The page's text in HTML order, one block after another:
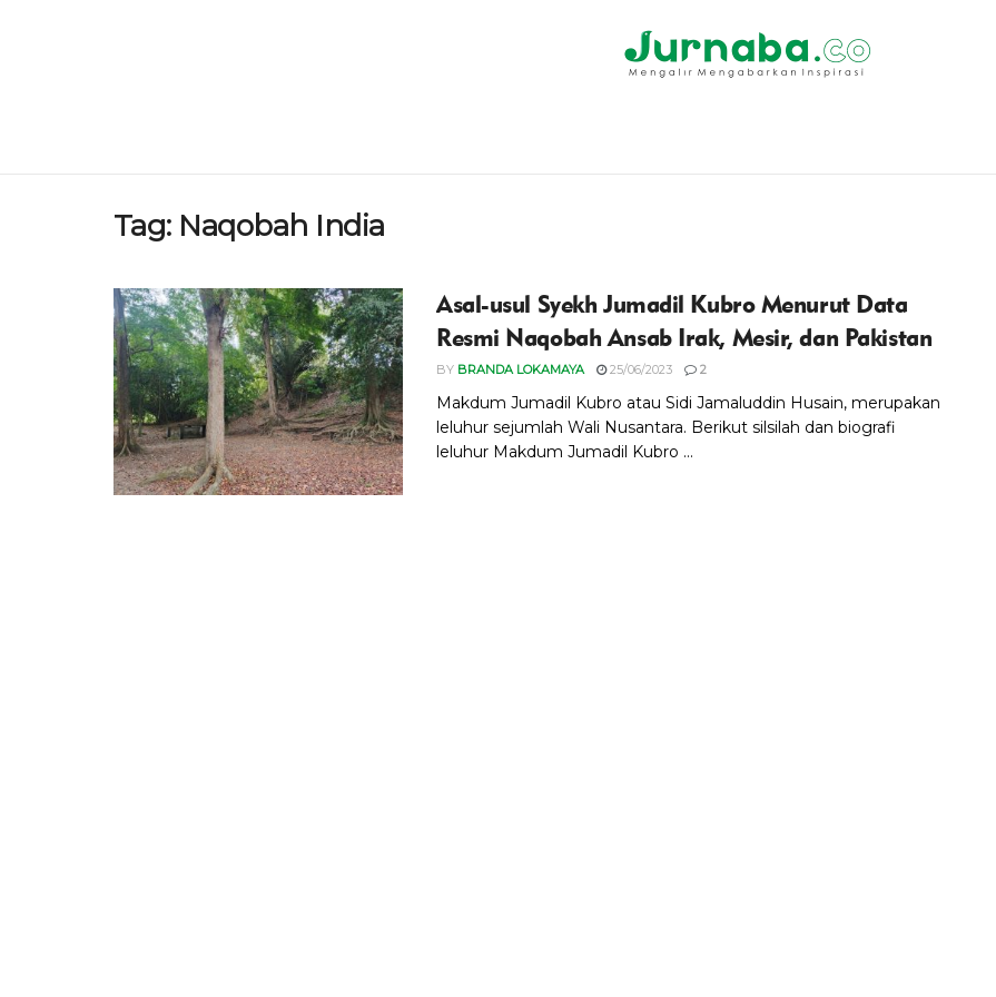
Tag: Naqobah India
Asal-usul Syekh Jumadil Kubro Menurut Data
Resmi Naqobah Ansab Irak, Mesir, dan Pakistan
BY BRANDA LOKAMAYA 25/06/2023 2
Makdum Jumadil Kubro atau Sidi Jamaluddin Husain, merupakan
leluhur sejumlah Wali Nusantara. Berikut silsilah dan biografi
leluhur Makdum Jumadil Kubro ...